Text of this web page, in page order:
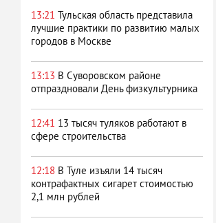
13:21 Тульская область представила
лучшие практики по развитию малых
городов в Москве
13:13 В Суворовском районе
отпраздновали День физкультурника
12:41 13 тысяч туляков работают в
сфере строительства
12:18 В Туле изъяли 14 тысяч
контрафактных сигарет стоимостью
2,1 млн рублей